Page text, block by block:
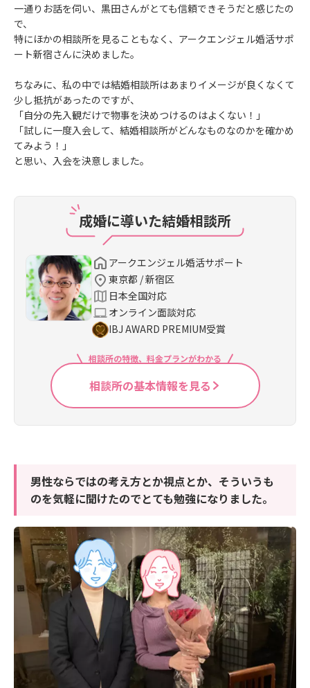
一通りお話を伺い、黒田さんがとても信頼できそうだと感じたの
で、
特にほかの相談所を見ることもなく、アークエンジェル婚活サポ
ート新宿さんに決めました。
ちなみに、私の中では結婚相談所はあまりイメージが良くなくて
少し抵抗があったのですが、
「自分の先入観だけで物事を決めつけるのはよくない！」
「試しに一度入会して、結婚相談所がどんなものなのかを確かめ
てみよう！」
と思い、入会を決意しました。
成婚に導いた結婚相談所
アークエンジェル婚活サポート
東京都 / 新宿区
日本全国対応
オンライン面談対応
IBJ AWARD PREMIUM受賞
相談所の特徴、料金プランがわかる
相談所の基本情報を見る
男性ならではの考え方とか視点とか、そういうも
のを気軽に聞けたのでとても勉強になりました。